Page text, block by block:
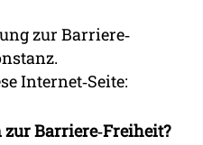
zur Barriere‐
Internet‐Seite:
Barriere‐Freiheit?